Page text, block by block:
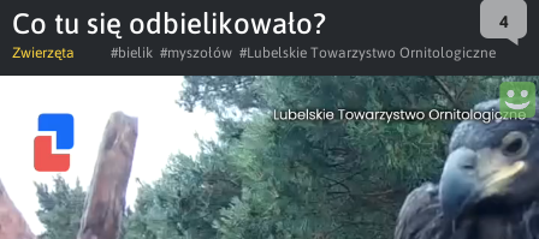
Co tu się odbielikowało? 4
Zwierzęta #bielik #myszołów #Lubelskie Towarzystwo Ornitologiczne